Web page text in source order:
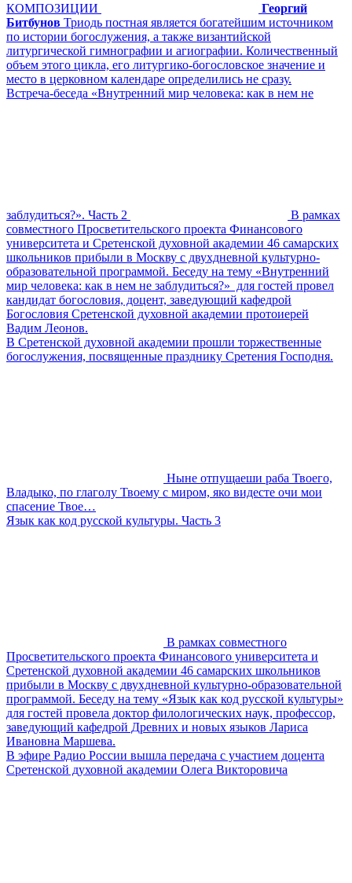
КОМПОЗИЦИИ
Георгий
Битбунов Триодь постная является богатейшим источником
по истории богослужения, а также византийской
литургической гимнографии и агиографии. Количественный
объем этого цикла, его литургико-богословское значение и
место в церковном календаре определились не сразу.
Встреча-беседа «Внутренний мир человека: как в нем не
заблудиться?». Часть 2
В рамках
совместного Просветительского проекта Финансового
университета и Сретенской духовной академии 46 самарских
школьников прибыли в Москву с двухдневной культурно-
образовательной программой. Беседу на тему «Внутренний
мир человека: как в нем не заблудиться?» для гостей провел
кандидат богословия, доцент, заведующий кафедрой
Богословия Сретенской духовной академии протоиерей
Вадим Леонов.
В Сретенской духовной академии прошли торжественные
богослужения, посвященные празднику Сретения Господня.
Ныне отпущаеши раба Твоего,
Владыко, по глаголу Твоему с миром, яко видесте очи мои
спасение Твое…
Язык как код русской культуры. Часть 3
В рамках совместного
Просветительского проекта Финансового университета и
Сретенской духовной академии 46 самарских школьников
прибыли в Москву с двухдневной культурно-образовательной
программой. Беседу на тему «Язык как код русской культуры»
для гостей провела доктор филологических наук, профессор,
заведующий кафедрой Древних и новых языков Лариса
Ивановна Маршева.
В эфире Радио России вышла передача с участием доцента
Сретенской духовной академии Олега Викторовича